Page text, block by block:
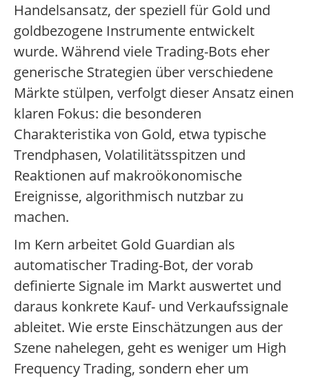
Handelsansatz, der speziell für Gold und
goldbezogene Instrumente entwickelt
wurde. Während viele Trading-Bots eher
generische Strategien über verschiedene
Märkte stülpen, verfolgt dieser Ansatz einen
klaren Fokus: die besonderen
Charakteristika von Gold, etwa typische
Trendphasen, Volatilitätsspitzen und
Reaktionen auf makroökonomische
Ereignisse, algorithmisch nutzbar zu
machen.
Im Kern arbeitet Gold Guardian als
automatischer Trading-Bot, der vorab
definierte Signale im Markt auswertet und
daraus konkrete Kauf- und Verkaufssignale
ableitet. Wie erste Einschätzungen aus der
Szene nahelegen, geht es weniger um High
Frequency Trading, sondern eher um